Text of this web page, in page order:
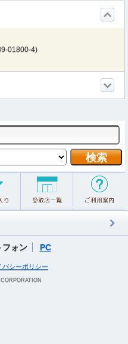
01800-4)
フォン PC
バシーポリシー